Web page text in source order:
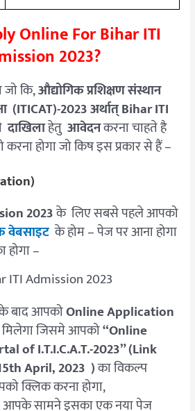
Online For Bihar ITI
2023?
जो कि,औद्योगिक प्रशिक्षण संस्थान
(ITICAT)-2023 अर्थात् Bihar ITI
दाखिलाहेतु आवेदनकरना चाहते है
होगा जो किष इस प्रकार से हैं –
2023के लिए सबसे पहले आपको
वेबसाइट के होम – पेज पर आना होगा
होगा –
बाद आपकोOnline Application
जिसमे आपको“Online
of I.T.I.C.A.T.-2023” (Link
April, 2023 )का विकल्प
क्लिक करना होगा,
सामने इसका एक नया पेज